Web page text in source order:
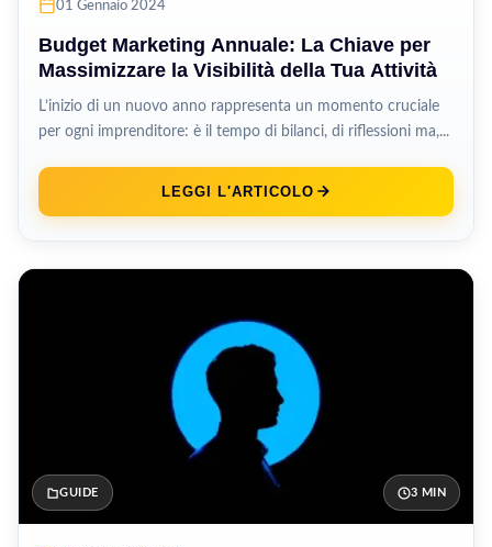
01 Gennaio 2024
Budget Marketing Annuale: La Chiave per
Massimizzare la Visibilità della Tua Attività
L’inizio di un nuovo anno rappresenta un momento cruciale
per ogni imprenditore: è il tempo di bilanci, di riflessioni ma,...
LEGGI L'ARTICOLO
GUIDE 3 MIN